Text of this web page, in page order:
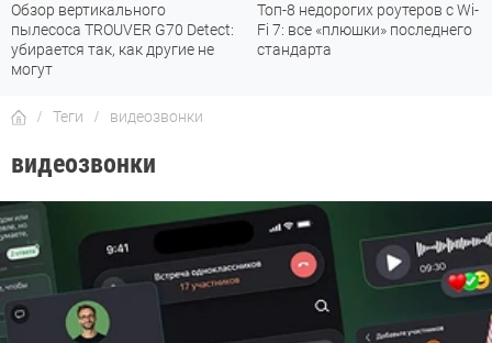
Обзор вертикального
пылесоса TROUVER G70 Detect:
убирается так, как другие не
могут
Топ-8 недорогих роутеров с Wi-
Fi 7: все «плюшки» последнего
стандарта
Теги видеозвонки
видеозвонки